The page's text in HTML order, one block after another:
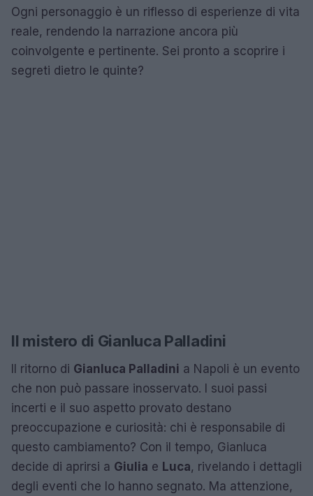
Ogni personaggio è un riflesso di esperienze di vita
reale, rendendo la narrazione ancora più
coinvolgente e pertinente. Sei pronto a scoprire i
segreti dietro le quinte?
Il mistero di Gianluca Palladini
Il ritorno di Gianluca Palladini a Napoli è un evento
che non può passare inosservato. I suoi passi
incerti e il suo aspetto provato destano
preoccupazione e curiosità: chi è responsabile di
questo cambiamento? Con il tempo, Gianluca
decide di aprirsi a Giulia e Luca, rivelando i dettagli
degli eventi che lo hanno segnato. Ma attenzione,